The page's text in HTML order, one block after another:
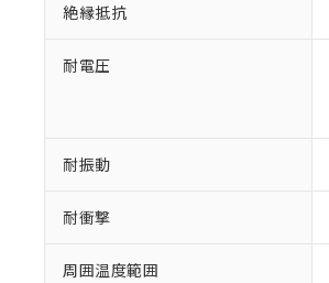
絶縁抵抗
耐電圧
耐振動
耐衝撃
周囲温度範囲